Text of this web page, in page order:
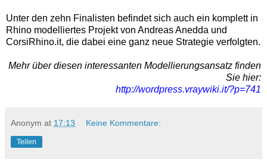
Unter den zehn Finalisten befindet sich auch ein komplett in
Rhino modelliertes Projekt von Andreas Anedda und
CorsiRhino.it, die dabei eine ganz neue Strategie verfolgten.
Mehr über diesen interessanten Modellierungsansatz finden
Sie hier:
http://wordpress.vraywiki.it/?p=741
Anonym at 17:13 Keine Kommentare:
Teilen